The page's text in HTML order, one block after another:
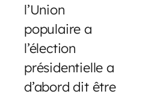
l’Union
populaire a
l’élection
présidentielle a
d’abord dit être